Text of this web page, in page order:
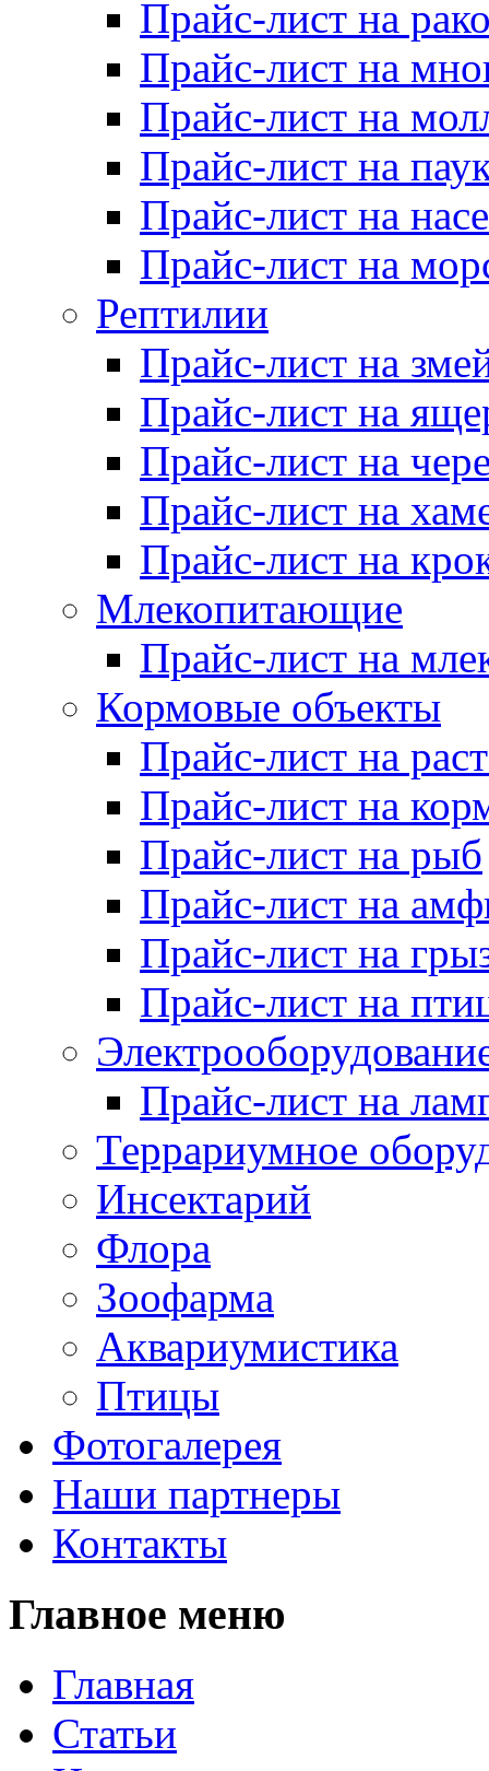
Прайс-лист на
Прайс-лист на
Прайс-лист на
Прайс-лист на
Прайс-лист на
Прайс-лист на
Рептилии
Прайс-лист на
Прайс-лист на
Прайс-лист на
Прайс-лист на
Прайс-лист на
Млекопитающие
Прайс-лист на
Кормовые объекты
Прайс-лист на
Прайс-лист на
Прайс-лист на рыб
Прайс-лист на
Прайс-лист на
Прайс-лист на
Прайс-лист на
Террариумное
Инсектарий
Флора
Зоофарма
Аквариумистика
Птицы
Фотогалерея
Наши партнеры
Контакты
Главное меню
Главная
Статьи